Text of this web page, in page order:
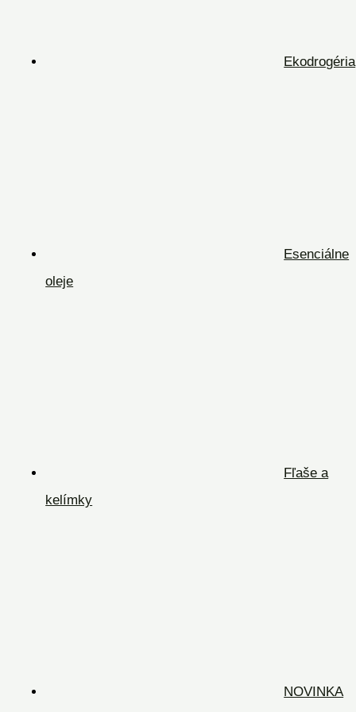
Ekodrogéria
Esenciálne
oleje
Fľaše a
kelímky
NOVINKA